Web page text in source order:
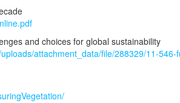
and choices for global sustainability
attachment_data/file/288329/11-